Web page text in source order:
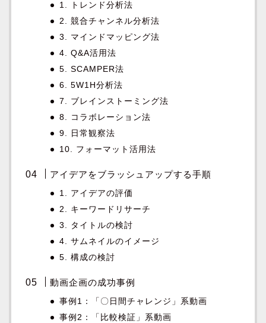
1. トレンド分析法
2. 競合チャンネル分析法
3. マインドマッピング法
4. Q&A活用法
5. SCAMPER法
6. 5W1H分析法
7. ブレインストーミング法
8. コラボレーション法
9. 日常観察法
10. フォーマット活用法
アイデアをブラッシュアップする手順
1. アイデアの評価
2. キーワードリサーチ
3. タイトルの検討
4. サムネイルのイメージ
5. 構成の検討
動画企画の成功事例
事例1：「〇日間チャレンジ」系動画
事例2：「比較検証」系動画